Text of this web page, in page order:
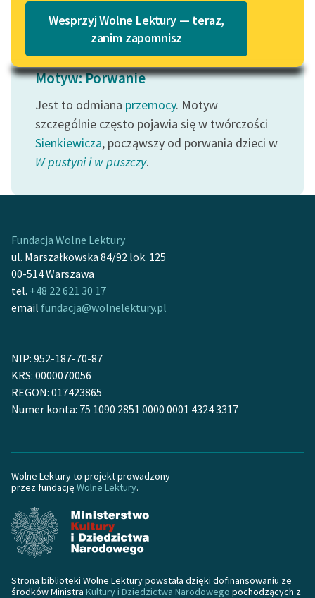
Lektury szkolne i klasyka
literatury do słuchania dla
uczennic i uczniów z
niepełnosprawnościami
E-kolekcja lektur
szkolnych i literatury do
uczniów z
Feministyczne inspiracje.
Popularyzacja
skandynawskiej literatury
feministycznej
Kolekcje edukacyjne
twórców przechodzących
do domeny publicznej,
lektur szkolnych oraz
Szkoła Poezji Wolnych
Lektur
Katalog w formacie PDF
O nas
Kontakt
O projekcie
Wesprzyj Wolne Lektury — teraz,
zanim zapomnisz
Motyw: Porwanie
Jest to odmiana przemocy. Motyw
szczególnie często pojawia się w twórczości
Sienkiewicza, począwszy od porwania dzieci w
W pustyni i w puszczy.
Fundacja Wolne Lektury
ul. Marszałkowska 84/92 lok. 125
00-514 Warszawa
tel. +48 22 621 30 17
email fundacja@wolnelektury.pl
NIP: 952-187-70-87
KRS: 0000070056
REGON: 017423865
Numer konta: 75 1090 2851 0000 0001 4324 3317
Wolne Lektury to projekt prowadzony
przez fundację Wolne Lektury.
Strona biblioteki Wolne Lektury powstała dzięki dofinansowaniu ze
środków Ministra Kultury i Dziedzictwa Narodowego pochodzących z